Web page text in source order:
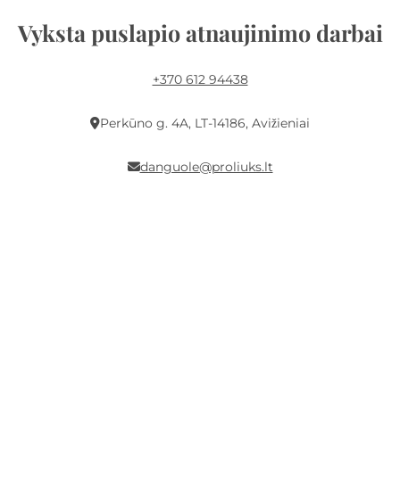
Vyksta puslapio atnaujinimo darbai
+370 612 94438
Perkūno g. 4A, LT-14186, Avižieniai
danguole@proliuks.lt